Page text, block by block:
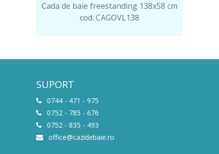
Cada de baie freestanding 138x58 cm
cod. CAGOVL138
SUPORT
0744 - 471 - 975
0752 - 785 - 676
0752 - 835 - 493
office@cazidebaie.ro